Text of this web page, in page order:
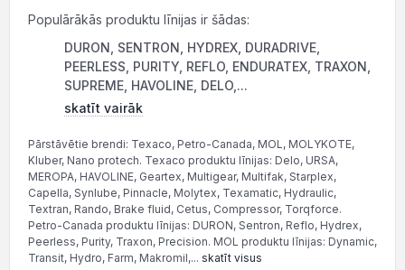
Populārākās produktu līnijas ir šādas:
DURON, SENTRON, HYDREX, DURADRIVE,
PEERLESS, PURITY, REFLO, ENDURATEX, TRAXON,
SUPREME, HAVOLINE, DELO,...
skatīt vairāk
Pārstāvētie brendi: Texaco, Petro-Canada, MOL, MOLYKOTE,
Kluber, Nano protech. Texaco produktu līnijas: Delo, URSA,
MEROPA, HAVOLINE, Geartex, Multigear, Multifak, Starplex,
Capella, Synlube, Pinnacle, Molytex, Texamatic, Hydraulic,
Textran, Rando, Brake fluid, Cetus, Compressor, Torqforce.
Petro-Canada produktu līnijas: DURON, Sentron, Reflo, Hydrex,
Peerless, Purity, Traxon, Precision. MOL produktu līnijas: Dynamic,
Transit, Hydro, Farm, Makromil,... skatīt visus